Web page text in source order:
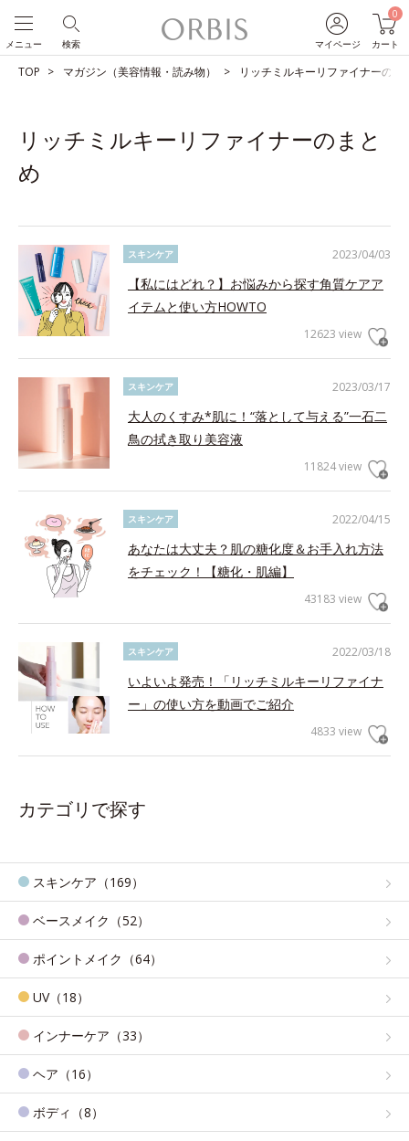
マイページ
0
カート
検索
メニュー
TOP マガジン（美容情報・読み物） リッチミルキーリファイナーのま
リッチミルキーリファイナーのまと
め
2023/04/03
スキンケア
【私にはどれ？】お悩みから探す角質ケアア
イテムと使い方HOWTO
12623 view
2023/03/17
スキンケア
大人のくすみ*肌に！“落として与える”一石二
鳥の拭き取り美容液
11824 view
2022/04/15
スキンケア
あなたは大丈夫？肌の糖化度＆お手入れ方法
をチェック！【糖化・肌編】
43183 view
2022/03/18
スキンケア
いよいよ発売！「リッチミルキーリファイナ
ー」の使い方を動画でご紹介
4833 view
カテゴリで探す
スキンケア（169）
ベースメイク（52）
ポイントメイク（64）
UV（18）
インナーケア（33）
ヘア（16）
ボディ（8）